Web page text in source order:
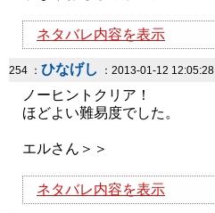
ネタバレ内容を表示
254 ： ひなげし ：2013-01-12 12:05:28
ノーヒントクリア！
ほどよい難易度でした。
エルさん＞＞
ネタバレ内容を表示